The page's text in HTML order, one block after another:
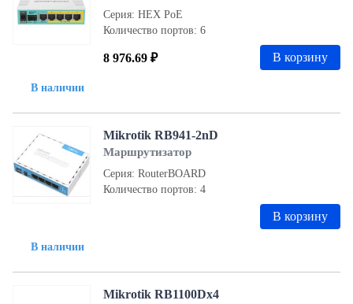
В наличии
Серия: HEX PoE
Количество портов: 6
8 976.69 ₽ В корзину
В наличии
Mikrotik RB941-2nD
Маршрутизатор
Серия: RouterBOARD
Количество портов: 4
В корзину
Mikrotik RB1100Dx4